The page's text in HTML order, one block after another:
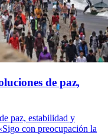
de paz,
paz, estabilidad y
con preocupación la